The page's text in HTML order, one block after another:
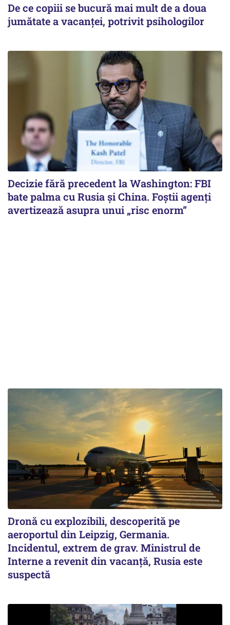
De ce copiii se bucură mai mult de a doua
jumătate a vacanței, potrivit psihologilor
Decizie fără precedent la Washington: FBI
bate palma cu Rusia și China. Foștii agenți
avertizează asupra unui „risc enorm”
Dronă cu explozibili, descoperită pe
aeroportul din Leipzig, Germania.
Incidentul, extrem de grav. Ministrul de
Interne a revenit din vacanță, Rusia este
suspectă